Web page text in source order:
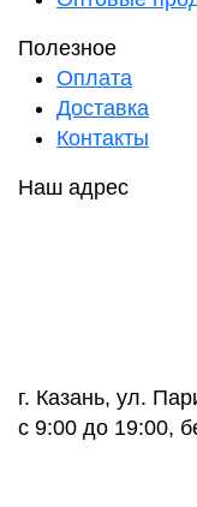
Полезное
Оплата
Доставка
Контакты
Наш адрес
г. Казань, ул.
с 9:00 до 19:00,